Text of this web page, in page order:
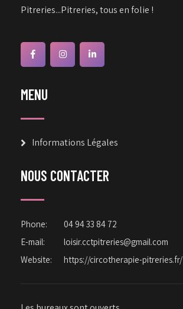
Pitreries...Pitreries, tous en folie !
MENU
Informations Légales
NOUS CONTACTER
Phone:
04 94 33 84 72
E-mail:
loisir.cctpitreries@gmail.com
Website:
https://circotherapie-pitreries.fr/